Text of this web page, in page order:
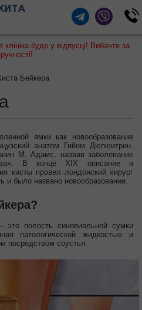
буде у відпусці! Вибачте за
Бейкера
ямки как новообразование
анатом Гийом Дюпюитрен.
М. Адамс, назвав заболевание
В конце XIX описание и
кисты провел лондонский хирург
и было названо новообразование.
это полость синовиальной сумки
патологической жидкостью и
посредством соустья.